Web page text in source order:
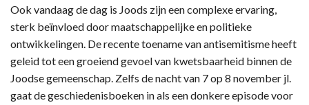
Ook vandaag de dag is Joods zijn een complexe ervaring,
sterk beïnvloed door maatschappelijke en politieke
ontwikkelingen. De recente toename van antisemitisme heeft
geleid tot een groeiend gevoel van kwetsbaarheid binnen de
Joodse gemeenschap. Zelfs de nacht van 7 op 8 november jl.
gaat de geschiedenisboeken in als een donkere episode voor